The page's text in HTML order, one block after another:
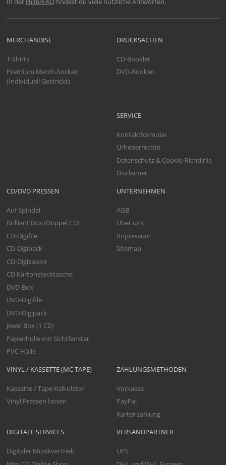
VINYL / KASSETTE (MC TAPE)
Kassette / Tape Kalkulator
Vinyl Pressen lassen
DIGITALE SERVICES
Digitaler Musikvertrieb
MERCHANDISE
T-Shirts
Premium Merch-Socken
(Individuell Gestrickt)
CD/DVD PRESSEN
Auf Spindel
Brilliant Box (Doppel CD)
CD-Digifile
CD-Digipack
CD-Digisleeve
CD Kartonstecktasche
DVD-Box
DVD-Digifile
DVD-Digipack
Jewel Box (1 CD)
Papierhülle mit Sichtfenster
PVC Hülle
DRUCKSACHEN
CD-Booklet
DVD-Booklet
SERVICE
Kontaktformular
Urheberrechte
Datenschutz & Cookie-Richtlinie
Disclaimer
UNTERNEHMEN
AGB
Über uns
Impressum
Sitemap
ZAHLUNGSMETHODEN
Vorkasse
PayPal
Kartenzahlung
VERSANDPARTNER
UPS